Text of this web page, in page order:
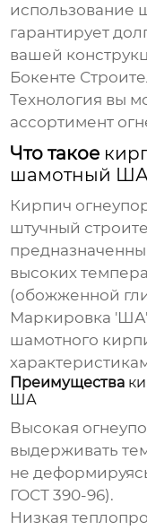
использование
гарантирует
вашей
Бокенте
Технология вы
ассортимент
Что такое
шамотный
Кирпич
штучный
высоких
(обожженной
Маркировка 'ША'
шамотного
Преимущества
ША
Высокая
выдерживать
не
ГОСТ 390-96).
Низкая